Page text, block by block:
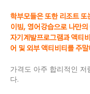
학부모들은 또한 리조트
이빙, 영어강습으로 나만
자기계발프로그램과 액티
어 및 외부 액티비티를 주
가격도 아주 합리적인
다.